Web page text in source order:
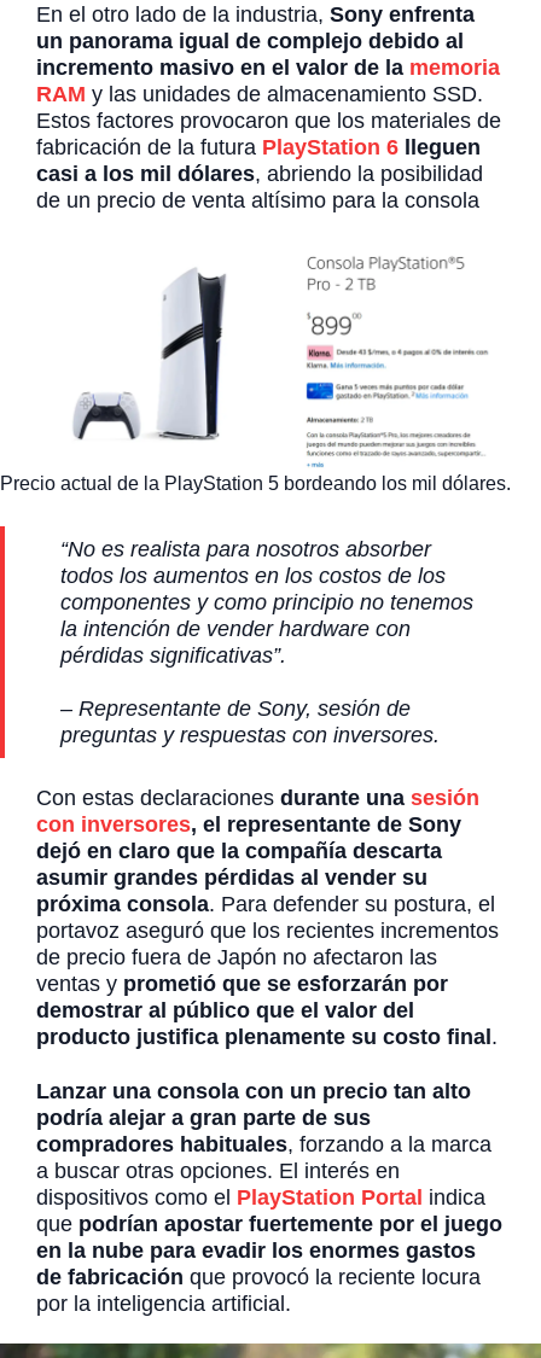
En el otro lado de la industria, Sony enfrenta
un panorama igual de complejo debido al
incremento masivo en el valor de la memoria
RAM y las unidades de almacenamiento SSD.
Estos factores provocaron que los materiales de
fabricación de la futura PlayStation 6 lleguen
casi a los mil dólares, abriendo la posibilidad
de un precio de venta altísimo para la consola
Precio actual de la PlayStation 5 bordeando los mil dólares.
“No es realista para nosotros absorber
todos los aumentos en los costos de los
componentes y como principio no tenemos
la intención de vender hardware con
pérdidas significativas”.
– Representante de Sony, sesión de
preguntas y respuestas con inversores.
Con estas declaraciones durante una sesión
con inversores, el representante de Sony
dejó en claro que la compañía descarta
asumir grandes pérdidas al vender su
próxima consola. Para defender su postura, el
portavoz aseguró que los recientes incrementos
de precio fuera de Japón no afectaron las
ventas y prometió que se esforzarán por
demostrar al público que el valor del
producto justifica plenamente su costo final .
Lanzar una consola con un precio tan alto
podría alejar a gran parte de sus
compradores habituales, forzando a la marca
a buscar otras opciones. El interés en
dispositivos como el PlayStation Portal indica
que podrían apostar fuertemente por el juego
en la nube para evadir los enormes gastos
de fabricación que provocó la reciente locura
por la inteligencia artificial.